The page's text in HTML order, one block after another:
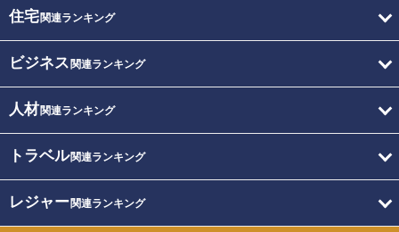
住宅関連ランキング
ビジネス 関連ランキング
人材関連ランキング
トラベル関連ランキング
レジャー関連ランキング